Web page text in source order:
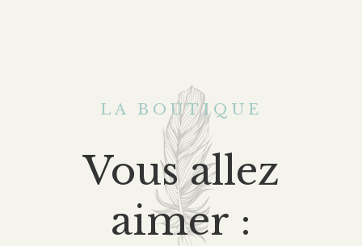
LA BOUTIQUE
Vous allez
aimer :